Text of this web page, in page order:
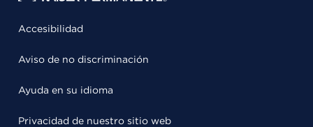
Accesibilidad
Aviso de no discriminación
Ayuda en su idioma
Privacidad de nuestro sitio web